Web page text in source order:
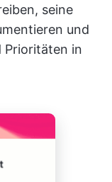
seine
und
Prioritäten in